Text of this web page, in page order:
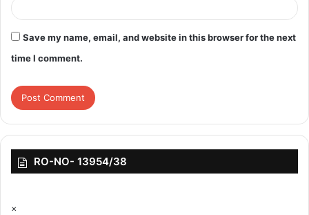
Save my name, email, and website in this browser for the next
time I comment.
RO-NO- 13954/38
×